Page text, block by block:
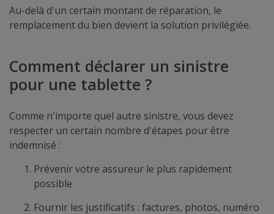
Au-delà d'un certain montant de réparation, le
remplacement du bien devient la solution privilégiée.
Comment déclarer un sinistre
pour une tablette ?
Comme n'importe quel autre sinistre, vous devez
respecter un certain nombre d'étapes pour être
indemnisé :
Prévenir votre assureur le plus rapidement
possible
Fournir les justificatifs : factures, photos, numéro